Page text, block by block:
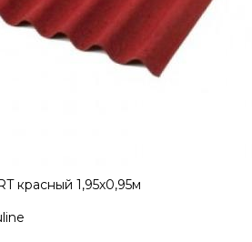
1,95х0,95м